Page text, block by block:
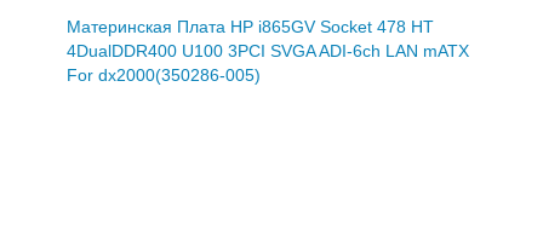
Материнская Плата HP i865GV Socket 478 HT
4DualDDR400 U100 3PCI SVGA ADI-6ch LAN mATX
For dx2000(350286-005)